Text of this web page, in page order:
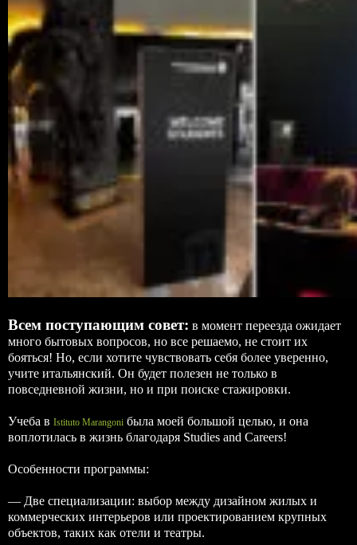
Всем поступающим совет: в момент переезда ожидает
много бытовых вопросов, но все решаемо, не стоит их
бояться! Но, если хотите чувствовать себя более уверенно,
учите итальянский. Он будет полезен не только в
повседневной жизни, но и при поиске стажировки.
Учеба в Istituto Marangoni была моей большой целью, и она
воплотилась в жизнь благодаря Studies and Careers!
Особенности программы:
— Две специализации: выбор между дизайном жилых и
коммерческих интерьеров или проектированием крупных
объектов, таких как отели и театры.